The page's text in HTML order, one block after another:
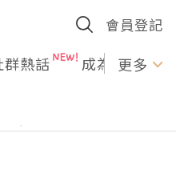
會員登記
群熱話 成為U更多